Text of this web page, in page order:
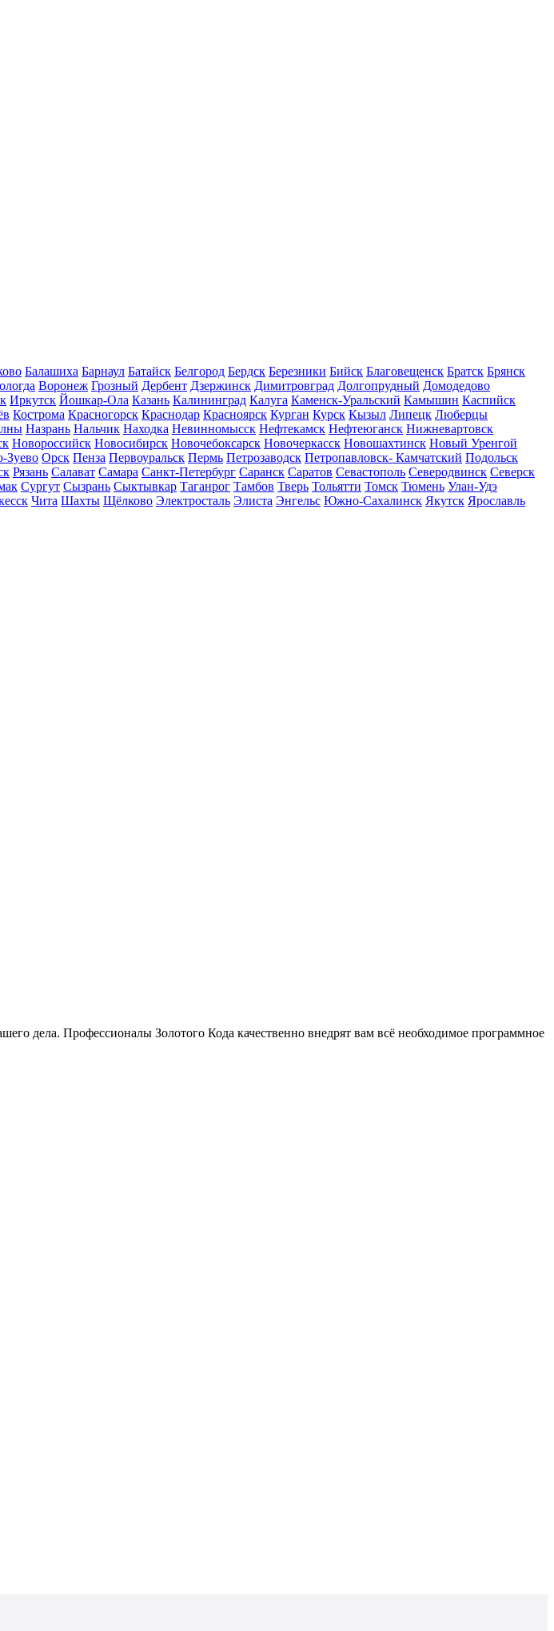
Балашиха Барнаул Батайск Белгород Бердск Березники Бийск Благовещенск Братск Брянск
Воронеж Грозный Дербент Дзержинск Димитровград Долгопрудный Домодедово
Иркутск Йошкар-Ола Казань Калининград Калуга Каменск-Уральский Камышин Каспийск
Кострома Красногорск Краснодар Красноярск Курган Курск Кызыл Липецк Люберцы
Назрань Нальчик Находка Невинномысск Нефтекамск Нефтеюганск Нижневартовск
Новороссийск Новосибирск Новочебоксарск Новочеркасск Новошахтинск Новый Уренгой
Зуево Орск Пенза Первоуральск Пермь Петрозаводск Петропавловск- Камчатский Подольск
Рязань Салават Самара Санкт-Петербург Саранск Саратов Севастополь Северодвинск Северск
Сургут Сызрань Сыктывкар Таганрог Тамбов Тверь Тольятти Томск Тюмень Улан-Удэ
Чита Шахты Щёлково Электросталь Элиста Энгельс Южно-Сахалинск Якутск Ярославль
дела. Профессионалы Золотого Кода качественно внедрят вам всё необходимое программное